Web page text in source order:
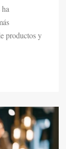
productos y